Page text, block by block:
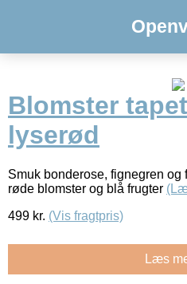
Blomster
lyserød
Smuk bonderose, fignegren og
røde blomster og blå frugter
499 kr. (Vis fragtpris)
Læs